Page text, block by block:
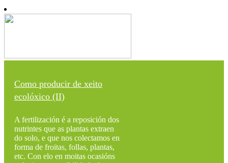
Como producir de xeito
ecolóxico (II)
A fertilización é a reposición dos
nutrintes que as plantas extraen
do solo, e que nos colectamos en
forma de froitas, follas, plantas,
etc. Con elo en moitas ocasións